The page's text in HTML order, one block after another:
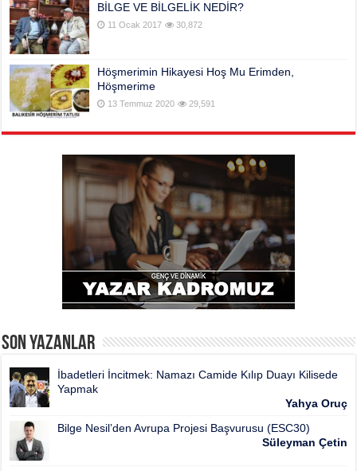
BİLGE VE BİLGELİK NEDİR?
11 Ocak 2017 30,872
Höşmerimin Hikayesi Hoş Mu Erimden,
Höşmerime
13 Temmuz 2020 29,591
Son Yazanlar
İbadetleri İncitmek: Namazı Camide Kılıp Duayı Kilisede
Yapmak
Yahya Oruç
Bilge Nesil’den Avrupa Projesi Başvurusu (ESC30)
Süleyman Çetin